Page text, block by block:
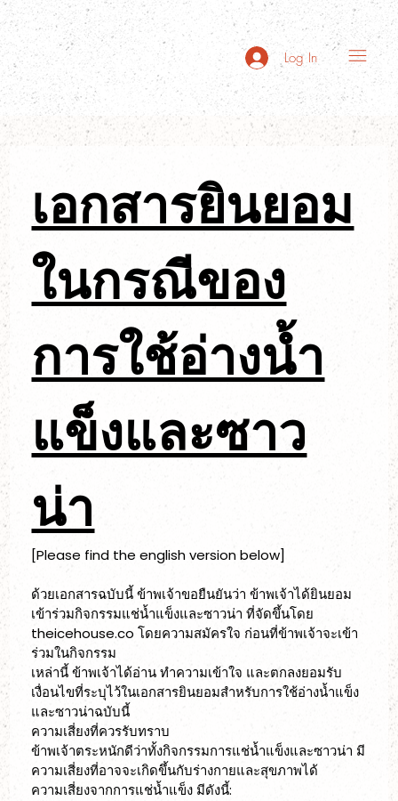
Log In
เอกสารยินยอม
ในกรณีของ
การใช้อ่างน้ำ
แข็งและซาว
น่า
[Please find the english version below]
ด้วยเอกสารฉบับนี้ ข้าพเจ้าขอยืนยันว่า ข้าพเจ้าได้ยินยอม
เข้าร่วมกิจกรรมแช่น้ำแข็งและซาวน่า ที่จัดขึ้นโดย
theicehouse.co โดยความสมัครใจ ก่อนที่ข้าพเจ้าจะเข้า
ร่วมในกิจกรรม
เหล่านี้ ข้าพเจ้าได้อ่าน ทำความเข้าใจ และตกลงยอมรับ
เงื่อนไขที่ระบุไว้ในเอกสารยินยอมสำหรับการใช้อ่างน้ำแข็ง
และซาวน่าฉบับนี้
ความเสี่ยงที่ควรรับทราบ
ข้าพเจ้าตระหนักดีว่าทั้งกิจกรรมการแช่น้ำแข็งและซาวน่า มี
ความเสี่ยงที่อาจจะเกิดขึ้นกับร่างกายและสุขภาพได้
ความเสี่ยงจากการแช่น้ำแข็ง มีดังนี้: